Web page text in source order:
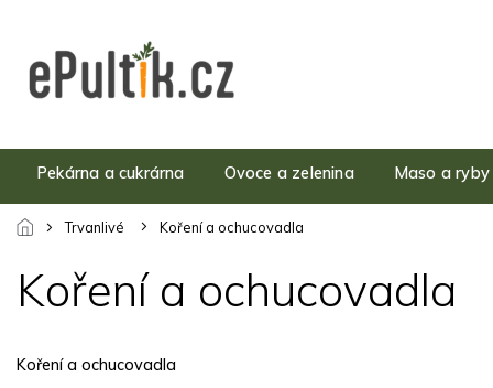
obsah
Pekárna a cukrárna Ovoce a zelenina Maso a ryby
Trvanlivé Koření a ochucovadla
Koření a ochucovadla
Koření a ochucovadla